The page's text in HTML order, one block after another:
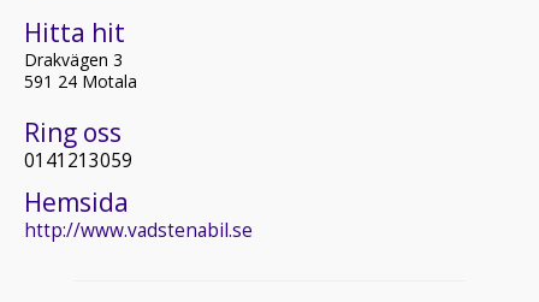
Hitta hit
Drakvägen 3
591 24 Motala
Ring oss
0141213059
Hemsida
http://www.vadstenabil.se